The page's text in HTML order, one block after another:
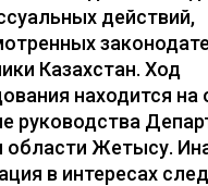
действий,
Казахстан. Ход
находится на
руководства
области Жетысу.
в интересах